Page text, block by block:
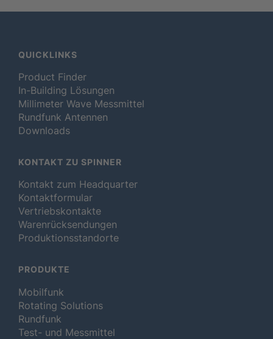
QUICKLINKS
Product Finder
In-Building Lösungen
Millimeter Wave Messmittel
Rundfunk Antennen
Downloads
KONTAKT ZU SPINNER
Kontakt zum Headquarter
Kontaktformular
Vertriebskontakte
Warenrücksendungen
Produktionsstandorte
PRODUKTE
Mobilfunk
Rotating Solutions
Rundfunk
Test- und Messmittel